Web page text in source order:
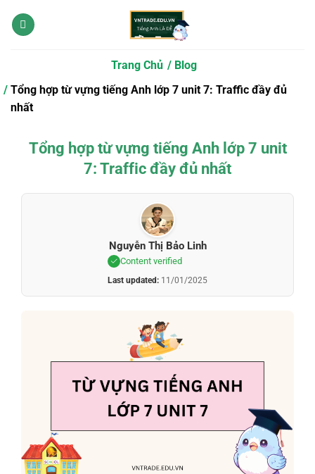
qua
Trang Chủ
Blog
Tổng hợp từ vựng tiếng Anh lớp 7 unit 7: Traffic đầy đủ
nhất
Tổng hợp từ vựng tiếng Anh lớp 7 unit
7: Traffic đầy đủ nhất
Nguyễn Thị Bảo Linh
Content verified
Last updated: 11/01/2025